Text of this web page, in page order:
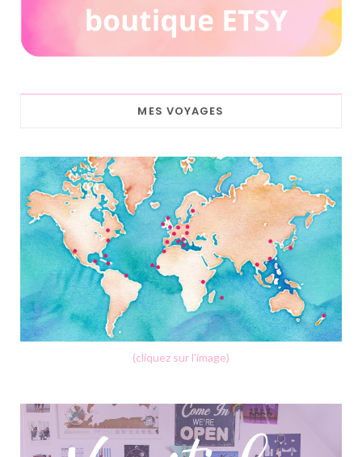
MES VOYAGES
(cliquez sur l'image)